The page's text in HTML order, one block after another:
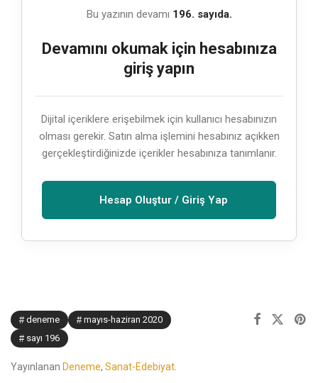
Bu yazının devamı 196. sayıda.
Devamını okumak için hesabınıza
giriş yapın
Dijital içeriklere erişebilmek için kullanıcı hesabınızın
olması gerekir. Satın alma işlemini hesabınız açıkken
gerçekleştirdiğinizde içerikler hesabınıza tanımlanır.
Hesap Oluştur / Giriş Yap
deneme
mayıs-haziran 2020
sayı 196
Yayınlanan Deneme, Sanat-Edebiyat